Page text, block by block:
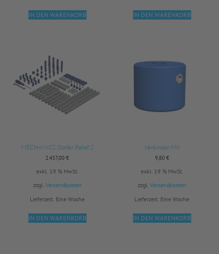
IN DEN WARENKORB IN DEN WARENKORB
MECHANICS Starter Paket S
2.457,00 €
exkl. 19 % MwSt.
zzgl. Versandkosten
Lieferzeit: Eine Woche
IN DEN WARENKORB
Verbinder M8
9,80 €
exkl. 19 % MwSt.
zzgl. Versandkosten
Lieferzeit: Eine Woche
IN DEN WARENKORB